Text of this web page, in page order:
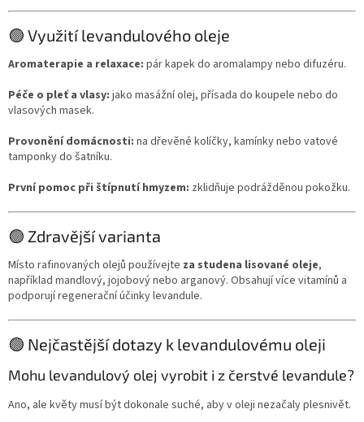
🟢 Využití levandulového oleje
Aromaterapie a relaxace: pár kapek do aromalampy nebo difuzéru.
Péče o pleť a vlasy: jako masážní olej, přísada do koupele nebo do
vlasových masek.
Provonění domácnosti: na dřevěné kolíčky, kamínky nebo vatové
tamponky do šatníku.
První pomoc při štípnutí hmyzem: zklidňuje podrážděnou pokožku.
🟢 Zdravější varianta
Místo rafinovaných olejů používejte za studena lisované oleje,
například mandlový, jojobový nebo arganový. Obsahují více vitamínů a
podporují regenerační účinky levandule.
🟢 Nejčastější dotazy k levandulovému oleji
Mohu levandulový olej vyrobit i z čerstvé levandule?
Ano, ale květy musí být dokonale suché, aby v oleji nezačaly plesnivět.